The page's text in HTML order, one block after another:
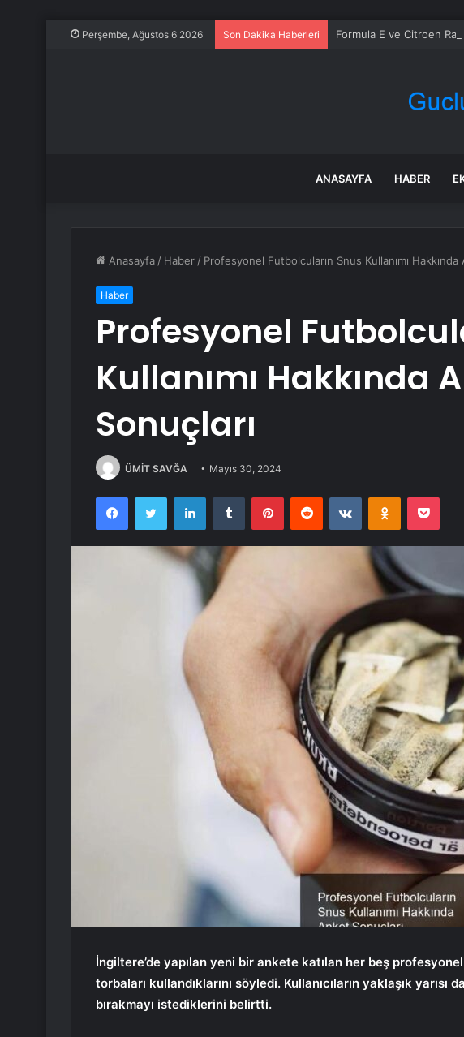
Perşembe, Ağustos 6 2026 Son Dakika Haberleri Formula E ve Citroen
ANASAYFA HABER
Anasayfa / Haber / Profesyonel Futbolcuların Snus Kullanımı Hakkında
Haber
Profesyonel
Kullanımı Hakkında
Sonuçları
ÜMİT SAVĞA Mayıs 30, 2024
FacebookTwitter LinkedInTumblr PinterestReddit VKontakteOdnoklassniki
İngiltere’de yapılan yeni bir ankete katılan her beş
torbaları kullandıklarını söyledi. Kullanıcıların yaklaşık yarısı
bırakmayı istediklerini belirtti.